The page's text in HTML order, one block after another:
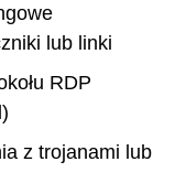
lub linki
RDP
z trojanami lub